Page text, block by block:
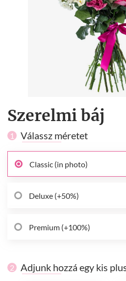
Szerelmi báj
1 Válassz méretet
Classic (in photo)
Deluxe (+50%)
Premium (+100%)
2 Adjunk hozzá egy kis